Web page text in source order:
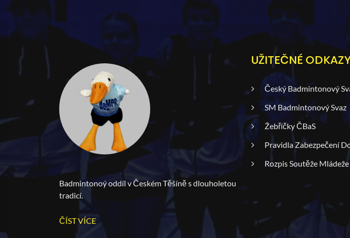
Badmintonoý oddíl v Českém Těšíně s dlouholetou
tradicí.
ČÍST VÍCE
UŽITEČNÉ
Český Badmintonový
SM Badmintonový Svaz
Žebříčky ČBaS
Pravidla Zabezpečení
Rozpis Soutěže